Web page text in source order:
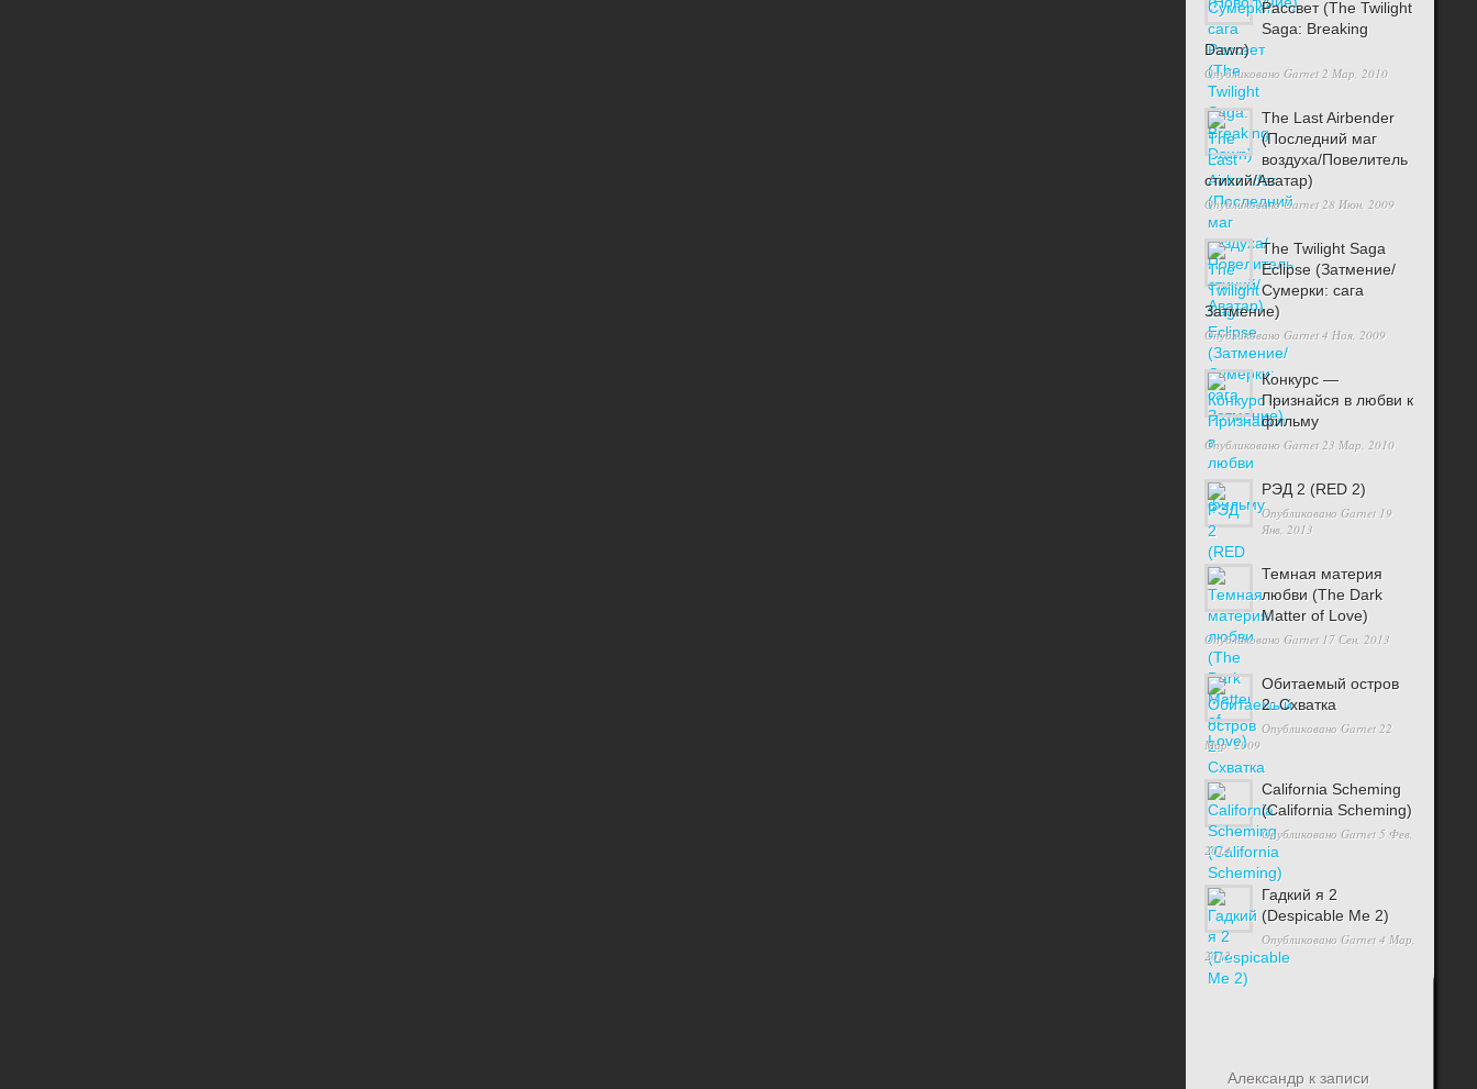
Рассвет (The Twilight
Saga: Breaking
Dawn)
Опубликовано Garnet2 Мар, 2010
The Last Airbender
(Последний маг
воздуха/Повелитель
стихий/Аватар)
ОпубликованоGarnet28 Июн, 2009
The Twilight Saga
Eclipse (Затмение/
Сумерки: сага
Затмение)
Опубликовано Garnet4 Ноя, 2009
Конкурс —
Признайся в любви к
фильму
Опубликовано Garnet23 Мар, 2010
РЭД 2 (RED 2)
Опубликовано Garnet19
Янв, 2013
Темная материя
любви (The Dark
Matter of Love)
Опубликовано Garnet17 Сен, 2013
Обитаемый остров
2: Схватка
Опубликовано Garnet22
Мар, 2009
California Scheming
(California Scheming)
Опубликовано Garnet5 Фев,
2014
Гадкий я 2
(Despicable Me 2)
Опубликовано Garnet4 Мар,
2012
Александрк записи